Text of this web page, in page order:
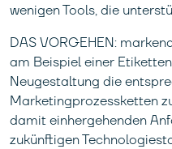
wenigen Tools, die
DAS VORGEHEN:
am Beispiel einer
Neugestaltung die
Marketingprozessketten
damit einhergehenden
zukünftigen